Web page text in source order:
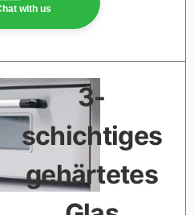
with us
3-
schichtiges
gehärtetes